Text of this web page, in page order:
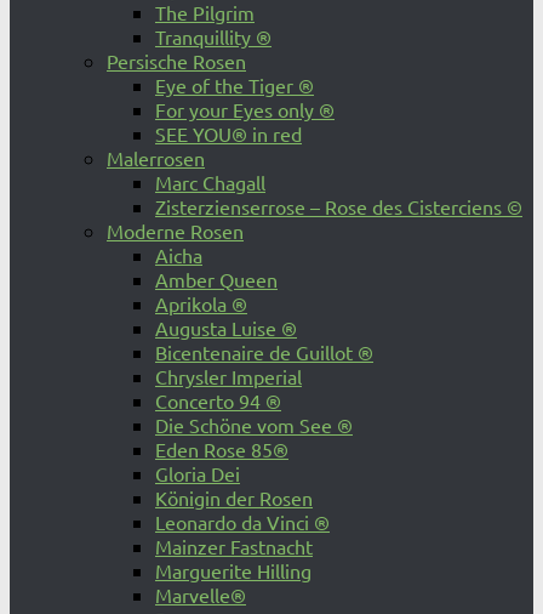
The Pilgrim
Tranquillity ®
Persische Rosen
Eye of the Tiger ®
For your Eyes only ®
SEE YOU® in red
Malerrosen
Marc Chagall
Zisterzienserrose – Rose des Cisterciens ©
Moderne Rosen
Aicha
Amber Queen
Aprikola ®
Augusta Luise ®
Bicentenaire de Guillot ®
Chrysler Imperial
Concerto 94 ®
Die Schöne vom See ®
Eden Rose 85®
Gloria Dei
Königin der Rosen
Leonardo da Vinci ®
Mainzer Fastnacht
Marguerite Hilling
Marvelle®